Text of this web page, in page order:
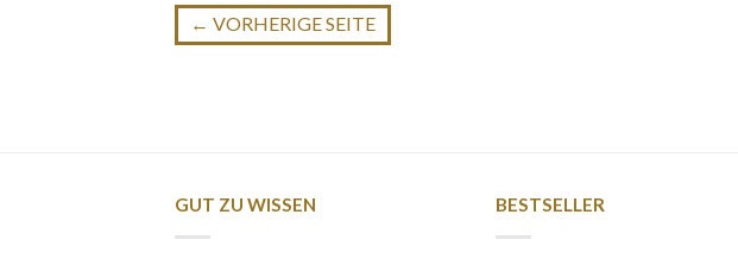
← VORHERIGE SEITE
GUT ZU WISSEN BESTSELLER